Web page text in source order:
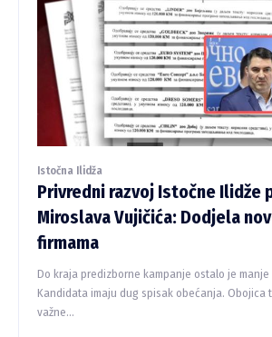
Istočna Ilidža
Privredni razvoj Istočne Ilidže
Miroslava Vujičića: Dodjela
firmama
Do kraja predizborne kampanje ostalo je manje
Kandidata imaju dug spisak obećanja. Obojica
važne...